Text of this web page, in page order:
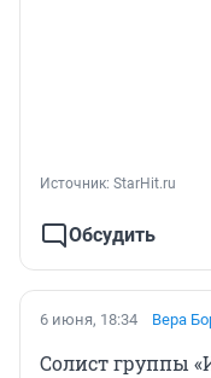
Источник: StarHit.ru
Обсудить
6 июня, 18:34 Вера
Солист группы